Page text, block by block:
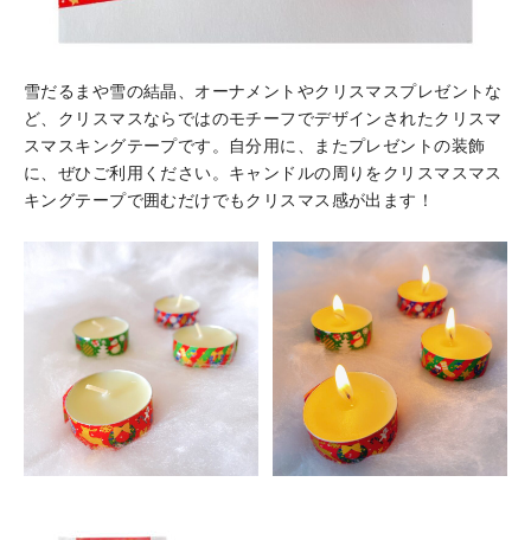
雪だるまや雪の結晶、オーナメントやクリスマスプレゼントな
ど、クリスマスならではのモチーフでデザインされたクリスマ
スマスキングテープです。自分用に、またプレゼントの装飾
に、ぜひご利用ください。キャンドルの周りをクリスマスマス
キングテープで囲むだけでもクリスマス感が出ます！